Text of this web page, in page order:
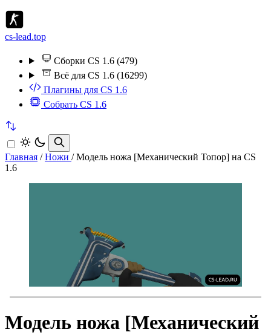
cs-lead.top
Сборки CS 1.6 (479)
Всё для CS 1.6 (16299)
Плагины для CS 1.6
Собрать CS 1.6
Главная / Ножи / Модель ножа [Механический Топор] на CS
1.6
Модель ножа [Механический